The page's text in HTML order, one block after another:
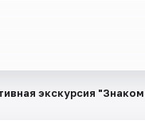
экскурсия